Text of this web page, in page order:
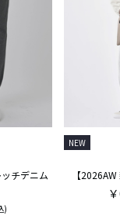
ッチデニム
)
NEW
【